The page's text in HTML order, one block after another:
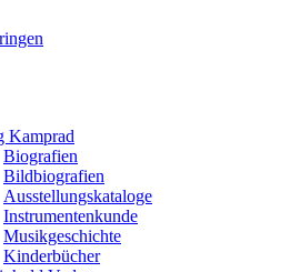
Kamprad
Biografien
Bildbiografien
Ausstellungskataloge
Instrumentenkunde
Musikgeschichte
Kinderbücher